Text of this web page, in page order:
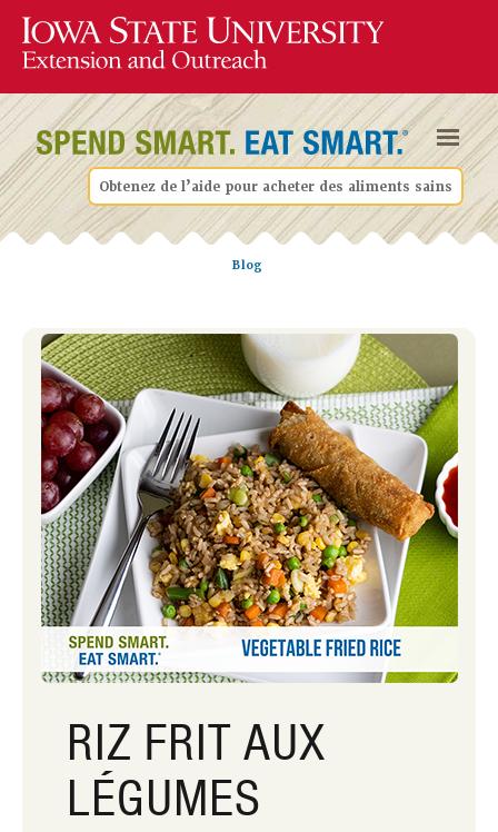
Obtenez de l’aide pour acheter des aliments sains
Blog
RIZ FRIT AUX
LÉGUMES